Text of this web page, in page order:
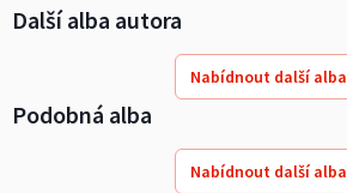
Další alba autora
Nabídnout další alba
Podobná alba
Nabídnout další alba